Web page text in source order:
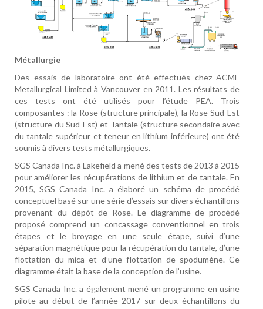
Métallurgie
Des essais de laboratoire ont été effectués chez ACME
Metallurgical Limited à Vancouver en 2011. Les résultats de
ces tests ont été utilisés pour l’étude PEA. Trois
composantes : la Rose (structure principale), la Rose Sud-Est
(structure du Sud-Est) et Tantale (structure secondaire avec
du tantale supérieur et teneur en lithium inférieure) ont été
soumis à divers tests métallurgiques.
SGS Canada Inc. à Lakefield a mené des tests de 2013 à 2015
pour améliorer les récupérations de lithium et de tantale. En
2015, SGS Canada Inc. a élaboré un schéma de procédé
conceptuel basé sur une série d’essais sur divers échantillons
provenant du dépôt de Rose. Le diagramme de procédé
proposé comprend un concassage conventionnel en trois
étapes et le broyage en une seule étape, suivi d’une
séparation magnétique pour la récupération du tantale, d’une
flottation du mica et d’une flottation de spodumène. Ce
diagramme était la base de la conception de l’usine.
SGS Canada Inc. a également mené un programme en usine
pilote au début de l’année 2017 sur deux échantillons du